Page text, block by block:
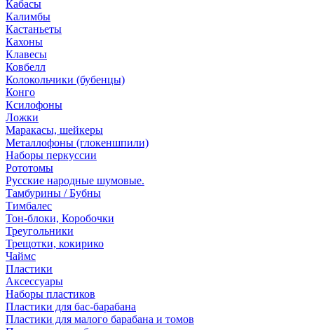
Кабасы
Калимбы
Кастаньеты
Кахоны
Клавесы
Ковбелл
Колокольчики (бубенцы)
Конго
Ксилофоны
Ложки
Маракасы, шейкеры
Металлофоны (глокеншпили)
Наборы перкуссии
Рототомы
Русские народные шумовые.
Тамбурины / Бубны
Тимбалес
Тон-блоки, Коробочки
Треугольники
Трещотки, кокирико
Чаймс
Пластики
Аксессуары
Наборы пластиков
Пластики для бас-барабана
Пластики для малого барабана и томов